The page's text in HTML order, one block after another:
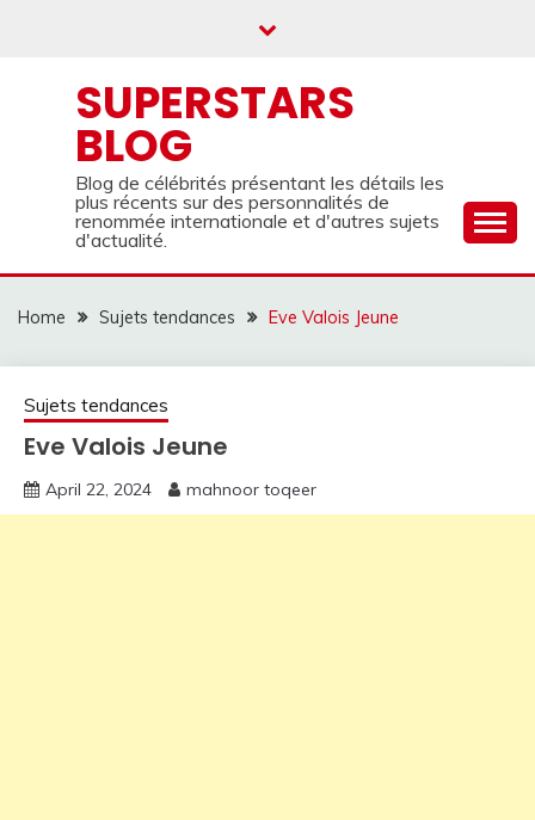
SUPERSTARS
BLOG
Blog de célébrités présentant les détails les
plus récents sur des personnalités de
renommée internationale et d'autres sujets
d'actualité.
Home Sujets tendances Eve Valois Jeune
Sujets tendances
Eve Valois Jeune
April 22, 2024 mahnoor toqeer